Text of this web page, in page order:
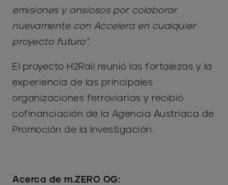
emisiones y ansiosos por colaborar
nuevamente con Accelera en cualquier
proyecto futuro”.
El proyecto H2Rail reunió las fortalezas y la
experiencia de las principales
organizaciones ferroviarias y recibió
cofinanciación de la Agencia Austriaca de
Promoción de la Investigación.
Acerca de m.ZERO OG: